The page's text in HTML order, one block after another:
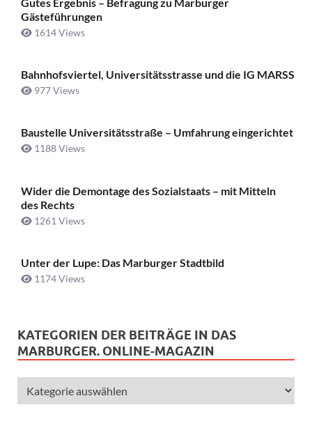
Gästeführungen
1614 Views
Bahnhofsviertel, Universitätsstrasse und die IG MARSS
977 Views
Baustelle Universitätsstraße ­– Umfahrung eingerichtet
1188 Views
Wider die Demontage des Sozialstaats – mit Mitteln
des Rechts
1261 Views
Unter der Lupe: Das Marburger Stadtbild
1174 Views
KATEGORIEN DER BEITRÄGE IN DAS
MARBURGER. ONLINE-MAGAZIN